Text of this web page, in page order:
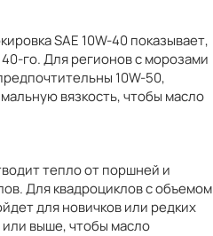
SAE 10W-40 показывает,
го. Для регионов с морозами
10W-50,
вязкость, чтобы масло
тепло от поршней и
Для квадроциклов с объемом
для новичков или редких
или выше, чтобы масло